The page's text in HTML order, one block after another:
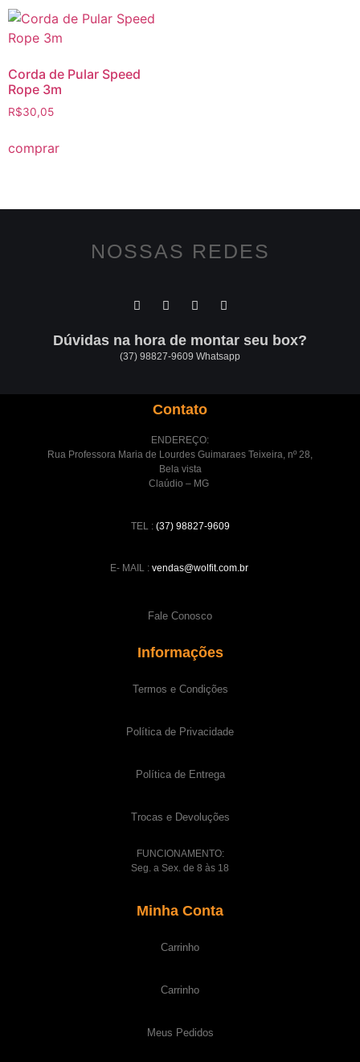
Corda de Pular Speed
Rope 3m
R$30,05
comprar
NOSSAS REDES
Dúvidas na hora de montar seu box?
(37) 98827-9609 Whatsapp
Contato
ENDEREÇO:
Rua Professora Maria de Lourdes Guimaraes Teixeira, nº 28,
Bela vista
Claúdio – MG
TEL : (37) 98827-9609
E- MAIL : vendas@wolfit.com.br
Fale Conosco
Informações
Termos e Condições
Política de Privacidade
Política de Entrega
Trocas e Devoluções
FUNCIONAMENTO:
Seg. a Sex. de 8 às 18
Minha Conta
Carrinho
Carrinho
Meus Pedidos